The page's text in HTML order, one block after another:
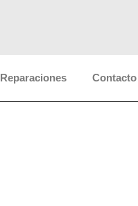
Reparaciones Contacto